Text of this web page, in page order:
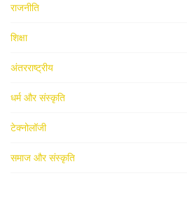
राजनीति
शिक्षा
अंतरराष्ट्रीय
धर्म और संस्कृति
टेक्नोलॉजी
समाज और संस्कृति